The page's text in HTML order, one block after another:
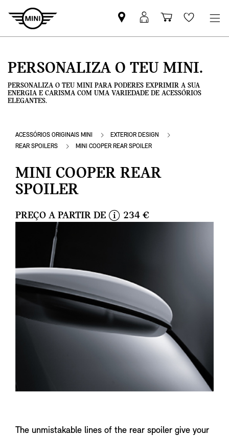
Pesquisar
parceiro
Iniciar
sessão
Carrinho
de
Wishlist
PERSONALIZA O TEU MINI.
PERSONALIZA O TEU MINI PARA PODERES EXPRIMIR A SUA
ENERGIA E CARISMA COM UMA VARIEDADE DE ACESSÓRIOS
ELEGANTES.
ACESSÓRIOS ORIGINAIS MINI
EXTERIOR DESIGN
REAR SPOILERS
MINI COOPER REAR SPOILER
MINI COOPER REAR
SPOILER
PREÇO A PARTIR DE 234 €
The unmistakable lines of the rear spoiler give your